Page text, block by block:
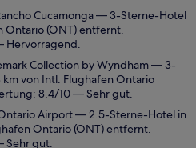
Cucamonga— 3-Sterne-Hotel
Ontario (ONT) entfernt.
Hervorragend.
Collection by Wyndham— 3-
km von Intl. Flughafen Ontario
8,4/10 — Sehr gut.
Airport— 2.5-Sterne-Hotel in
Ontario (ONT) entfernt.
Sehr gut.